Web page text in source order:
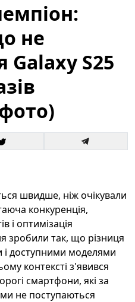
не
Galaxy S25
швидше, ніж очікували
конкуренція,
і оптимізація
зробили так, що різниця
доступними моделями
контексті з'явився
смартфони, які за
не поступаються